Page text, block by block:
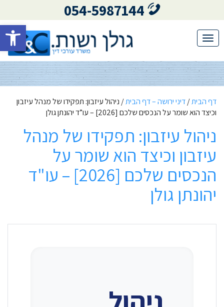
פתח
054-5987144
Toggle
דף הבית/דיני ירושה – דף הבית/ ניהול עיזבון: תפקידו של מנהל עיזבון
וכיצד הוא שומר על הנכסים שלכם [2026] – עו”ד יהונתן גולן
ניהול עיזבון: תפקידו של מנהל
עיזבון וכיצד הוא שומר על
הנכסים שלכם [2026] – עו"ד
יהונתן גולן